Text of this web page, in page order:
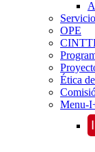
OPE
Ética
Menu-